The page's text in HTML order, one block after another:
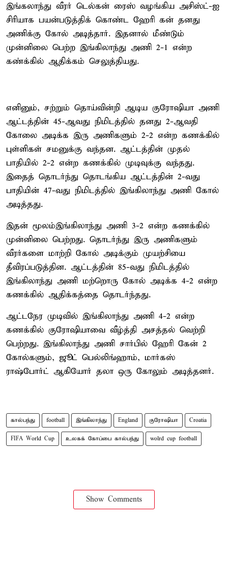
இங்கலாந்து வீரர் டெல்கன் ரைஸ் வழங்கிய அசிஸ்ட்-ஐ
சிரியாக பயன்படுத்திக் கொண்ட ஹேரி கன் தனது
அணிக்கு கோல் அடித்தார். இதனால் மீண்டும்
முன்னிலை பெற்ற இங்கிலாந்து அணி 2-1 என்ற
கண்க்கில் ஆதிக்கம் செலுத்தியது.
எனினும், சற்றும் தொய்வின்றி ஆடிய குரோஷியா அணி
ஆட்டத்தின் 45-ஆவது நிமிடத்தில் தனது 2-ஆவதி
கோலை அடிக்க இரு அணிகளும் 2-2 என்ற கணக்கில்
புள்ளிகள் சமனுக்கு வந்தன. ஆட்டத்தின் முதல்
பாதியில் 2-2 என்ற கணக்கில் முடிவுக்கு வந்தது.
இதைத் தொடர்ந்து தொடங்கிய ஆட்டத்தின் 2-வது
பாதியின் 47-வது நிமிடத்தில் இங்கிலாந்து அணி கோல்
அடித்தது.
இதன் மூலம்இங்கிலாந்து அணி 3-2 என்ற கணக்கில்
முன்னிலை பெற்றது. தொடர்ந்து இரு அணிகளும்
வீரர்களை மாற்றி கோல் அடிக்கும் முயற்சியை
தீவிரப்படுத்தின. ஆட்டத்தின் 85-வது நிமிடத்தில்
இங்கிலாந்து அணி மற்றொரு கோல் அடிக்க 4-2 என்ற
கணக்கில் ஆதிக்கத்தை தொடர்ந்தது.
ஆட்டநேர முடிவில் இங்கிலாந்து அணி 4-2 என்ற
கணக்கில் குரோஷியாவை வீழ்த்தி அசத்தல் வெற்றி
பெற்றது. இங்கிலாந்து அணி சார்பில் ஹேரி கேன் 2
கோல்களும், ஜூட் பெல்லிங்ஹாம், மார்கஸ்
ராஷ்போர்ட் ஆகியோர் தலா ஒரு கோலும் அடித்தனர்.
கால்பந்து football இங்கிலாந்து England குரோஷியா Croatia
FIFA World Cup உலகக் கோப்பை கால்பந்து wolrd cup football
Show Comments